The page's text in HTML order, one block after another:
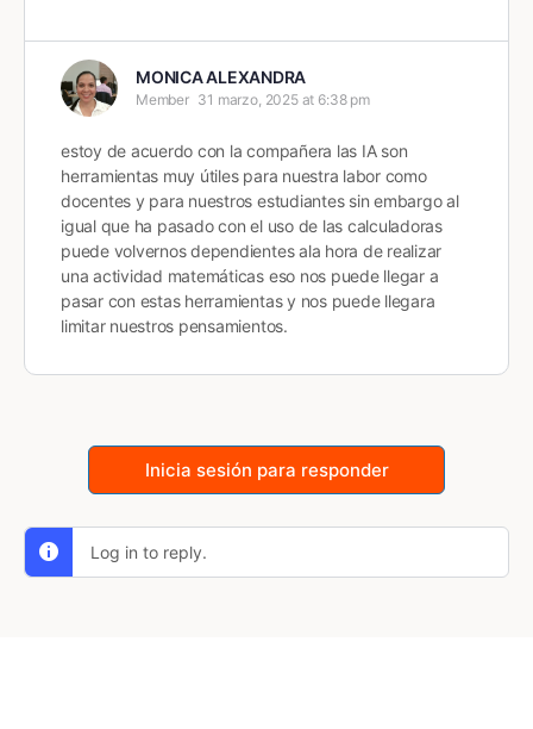
MONICA ALEXANDRA
Member 31 marzo, 2025 at 6:38 pm
estoy de acuerdo con la compañera las IA son
herramientas muy útiles para nuestra labor como
docentes y para nuestros estudiantes sin embargo al
igual que ha pasado con el uso de las calculadoras
puede volvernos dependientes ala hora de realizar
una actividad matemáticas eso nos puede llegar a
pasar con estas herramientas y nos puede llegara
limitar nuestros pensamientos.
Inicia sesión para responder
Log in to reply.